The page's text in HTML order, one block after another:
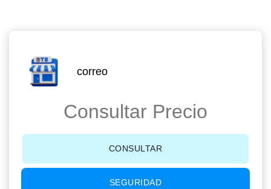
correo
Consultar Precio
CONSULTAR
SEGURIDAD